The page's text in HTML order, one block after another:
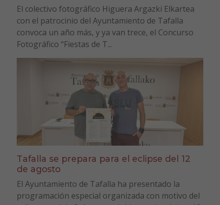
El colectivo fotográfico Higuera Argazki Elkartea
con el patrocinio del Ayuntamiento de Tafalla
convoca un año más, y ya van trece, el Concurso
Fotográfico “Fiestas de T...
Tafalla se prepara para el eclipse del 12
de agosto
El Ayuntamiento de Tafalla ha presentado la
programación especial organizada con motivo del